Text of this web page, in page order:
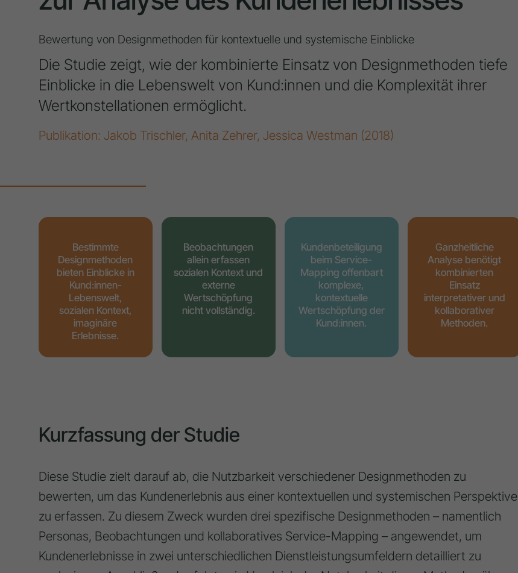
Bewertung von Designmethoden für kontextuelle und systemische Einblicke
Die Studie zeigt, wie der kombinierte Einsatz von Designmethoden tiefe
Einblicke in die Lebenswelt von Kund:innen und die Komplexität ihrer
Wertkonstellationen ermöglicht.
Publikation: Jakob Trischler, Anita Zehrer, Jessica Westman (2018)
Bestimmte
Designmethoden
bieten Einblicke in
Kund:innen-
Lebenswelt,
sozialen Kontext,
imaginäre
Erlebnisse.
Beobachtungen
allein erfassen
sozialen Kontext und
externe
Wertschöpfung
nicht vollständig.
Kundenbeteiligung
beim Service-
Mapping offenbart
komplexe,
kontextuelle
Wertschöpfung der
Kund:innen.
Ganzheitliche
Analyse benötigt
kombinierten
Einsatz
interpretativer und
kollaborativer
Methoden.
Kurzfassung der Studie
Diese Studie zielt darauf ab, die Nutzbarkeit verschiedener Designmethoden zu
bewerten, um das Kundenerlebnis aus einer kontextuellen und systemischen Perspektive
zu erfassen. Zu diesem Zweck wurden drei spezifische Designmethoden – namentlich
Personas, Beobachtungen und kollaboratives Service-Mapping – angewendet, um
Kundenerlebnisse in zwei unterschiedlichen Dienstleistungsumfeldern detailliert zu